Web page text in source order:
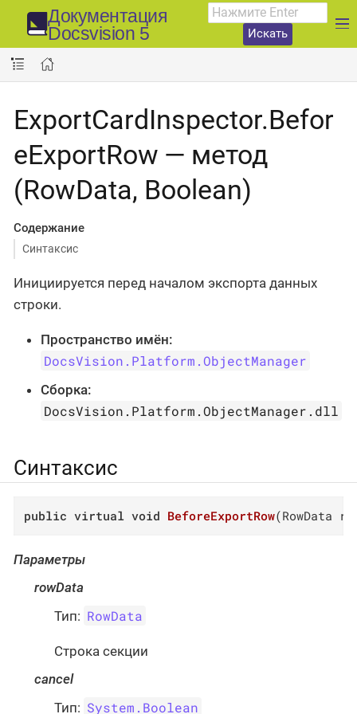
Документация
Docsvision 5
Искать
ExportCardInspector.Befor
eExportRow — метод
(RowData, Boolean)
Содержание
Синтаксис
Инициируется перед началом экспорта данных
строки.
Пространство имён:
DocsVision.Platform.ObjectManager
Сборка:
DocsVision.Platform.ObjectManager.dll
Синтаксис
public virtual void BeforeExportRow(RowData
Параметры
rowData
Тип: RowData
Строка секции
cancel
Тип: System.Boolean